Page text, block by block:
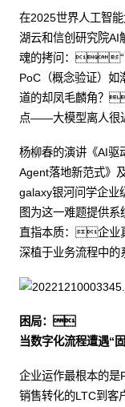
在2025世界人工智
湖云和信创研究院AI
魂的拷问：“
PoC（概念验证）
道的却凤毛麟角？
点——大模型离人
杨柳春的演讲《AI
Agent落地新范式》
galaxy银河问学企
图为这一难题提供
直指本质：企业
深植于业务流程中
困局：
当数字化流程遭遇“
企业运作最根本的
销售转化的LTC到